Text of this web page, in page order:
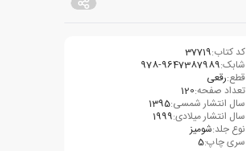
کد کتاب:37719
شابک:978-9647387989
قطع:رقعی
تعداد صفحه:120
سال انتشار شمسی:1395
سال انتشار میلادی:1999
نوع جلد:شومیز
سری چاپ:5